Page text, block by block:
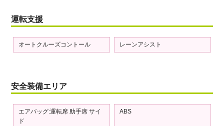
運転支援
オートクルーズコントール レーンアシスト
安全装備エリア
エアバッグ:運転席 助手席 サイ
ド
ABS